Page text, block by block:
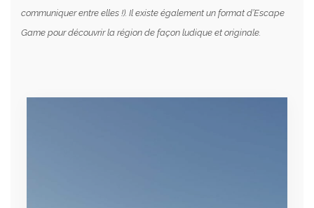
communiquer entre elles !). Il existe également un format d’Escape
Game pour découvrir la région de façon ludique et originale.